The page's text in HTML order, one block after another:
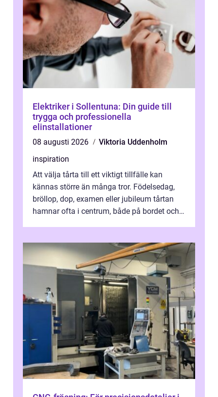
Elektriker i Sollentuna: Din guide till
trygga och professionella
elinstallationer
08 augusti 2026
Viktoria Uddenholm
inspiration
Att välja tårta till ett viktigt tillfälle kan
kännas större än många tror. Födelsedag,
bröllop, dop, examen eller jubileum tårtan
hamnar ofta i centrum, både på bordet och i